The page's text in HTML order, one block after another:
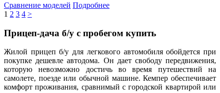
Сравнение моделей Подробнее
1 2 3 4 >
Прицеп-дача б/у с пробегом купить
Жилой прицеп б/у для легкового автомобиля обойдется при
покупке дешевле автодома. Он дает свободу передвижения,
которую невозможно достичь во время путешествий на
самолете, поезде или обычной машине. Кемпер обеспечивает
комфорт проживания, сравнимый с городской квартирой или